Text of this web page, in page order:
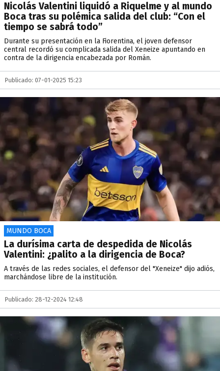
Nicolás Valentini liquidó a Riquelme y al mundo
Boca tras su polémica salida del club: “Con el
tiempo se sabrá todo”
Durante su presentación en la Fiorentina, el joven defensor
central recordó su complicada salida del Xeneize apuntando en
contra de la dirigencia encabezada por Román.
Publicado: 07-01-2025 15:23
MUNDO BOCA
La durísima carta de despedida de Nicolás
Valentini: ¿palito a la dirigencia de Boca?
A través de las redes sociales, el defensor del "Xeneize" dijo adiós,
marchándose libre de la institución.
Publicado: 28-12-2024 12:48